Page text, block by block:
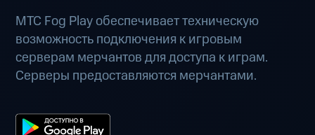
МТС Fog Play обеспечивает техническую
возможность подключения к игровым
серверам мерчантов для доступа к играм.
Серверы предоставляются мерчантами.